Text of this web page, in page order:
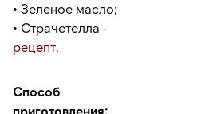
• Зеленое масло;
• Страчетелла -
рецепт.
Способ
приготовления: